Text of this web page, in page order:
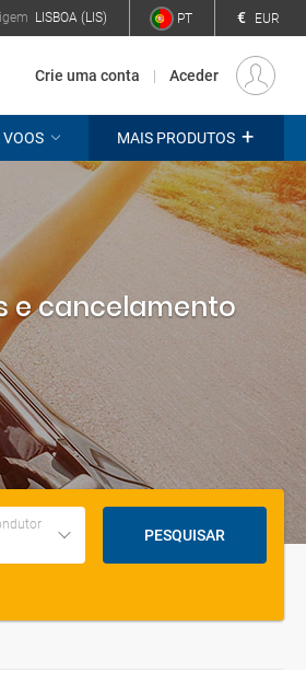
LISBOA (LIS) PT € EUR
Crie uma conta Aceder
VOOS MAIS PRODUTOS +
e cancelamento
PESQUISAR